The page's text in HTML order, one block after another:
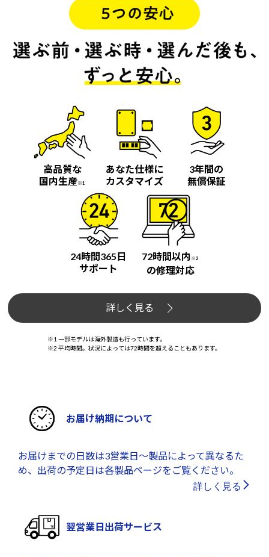
高品質な
国内生産※1
あなた仕様に
カスタマイズ
3年間の
無償保証
24時間365日
サポート
72時間以内 ※2
の修理対応
詳しく見る
※1 一部モデルは海外製造も行っています。
※2 平均時間。状況によっては72時間を超えることもあります。
お届け納期について
お届けまでの日数は3営業日～製品によって異なるた
め、出荷の予定日は各製品ページをご覧ください。
詳しく見る
翌営業日出荷サービス